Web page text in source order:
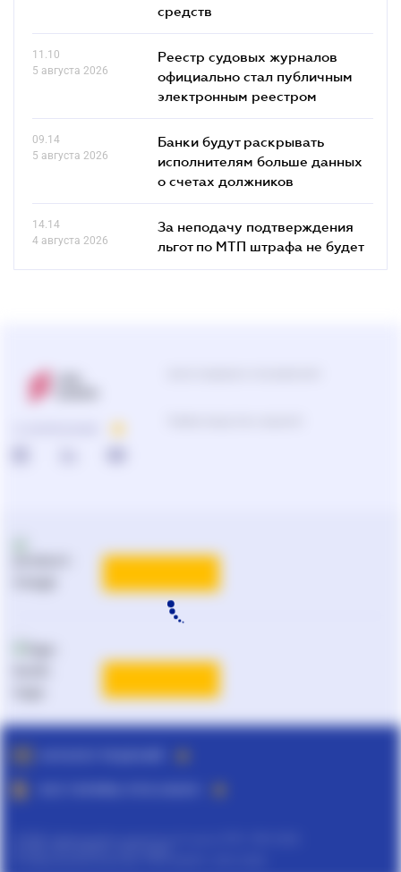
средств
11.10
5 августа 2026
Реестр судовых журналов
официально стал публичным
электронным реестром
09.14
5 августа 2026
Банки будут раскрывать
исполнителям больше данных
о счетах должников
14.14
4 августа 2026
За неподачу подтверждения
льгот по МТП штрафа не будет